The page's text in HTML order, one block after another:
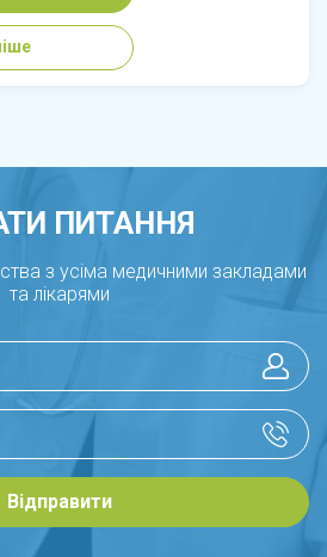
ПИТАННЯ
з усіма медичними закладами
та лікарями
Відправити